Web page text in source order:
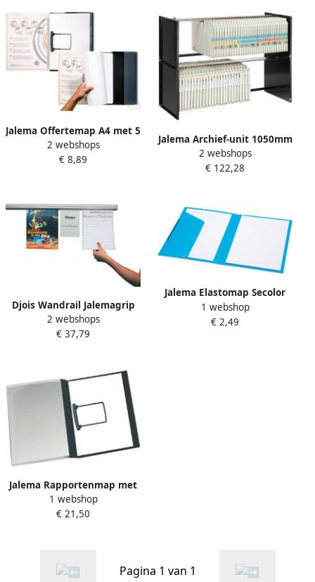
Jalema Offertemap A4 met 5
tabbladen zwart
2 webshops
€ 8,89
Jalema Archief-unit 1050mm
tbv laterale hangmappen
zwart
2 webshops
€ 122,28
Djois Wandrail Jalemagrip
600mm grijs 1 stuk
2 webshops
€ 37,79
Jalema Elastomap Secolor
Folio 100% gerecycled
karton 250 gr Blauw
1 webshop
€ 2,49
Jalema Rapportenmap met
Clip A4 10 stuks Zwart
1 webshop
€ 21,50
Pagina 1 van 1